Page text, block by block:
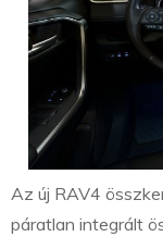
Az új RAV4
páratlan integrált